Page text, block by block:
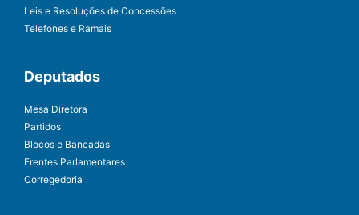
Leis e Resoluções de Concessões
Telefones e Ramais
Deputados
Mesa Diretora
Partidos
Blocos e Bancadas
Frentes Parlamentares
Corregedoria